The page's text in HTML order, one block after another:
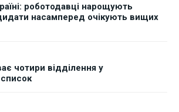
роботодавці нарощують
насамперед очікують вищих
чотири відділення у